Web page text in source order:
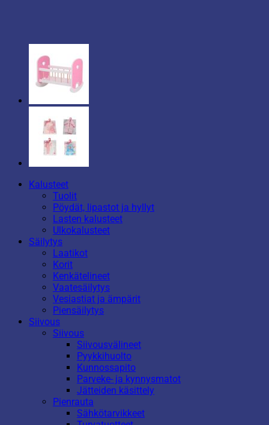
Kalusteet
Tuolit
Pöydät, lipastot ja hyllyt
Lasten kalusteet
Ulkokalusteet
Säilytys
Laatikot
Korit
Kenkätelineet
Vaatesäilytys
Vesiastiat ja ämpärit
Piensäilytys
Siivous
Siivous
Siivousvälineet
Pyykkihuolto
Kunnossapito
Parveke- ja kynnysmatot
Jätteiden käsittely
Pienrauta
Sähkötarvikkeet